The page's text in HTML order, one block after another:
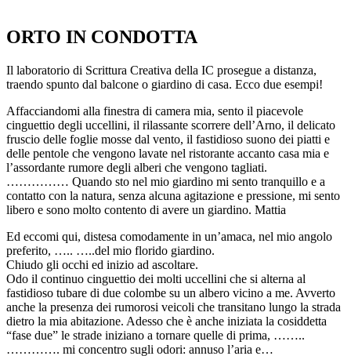
ORTO IN CONDOTTA
Il laboratorio di Scrittura Creativa della IC prosegue a distanza,
traendo spunto dal balcone o giardino di casa. Ecco due esempi!
Affacciandomi alla finestra di camera mia, sento il piacevole
cinguettio degli uccellini, il rilassante scorrere dell’Arno, il delicato
fruscio delle foglie mosse dal vento, il fastidioso suono dei piatti e
delle pentole che vengono lavate nel ristorante accanto casa mia e
l’assordante rumore degli alberi che vengono tagliati.
…………… Quando sto nel mio giardino mi sento tranquillo e a
contatto con la natura, senza alcuna agitazione e pressione, mi sento
libero e sono molto contento di avere un giardino. Mattia
Ed eccomi qui, distesa comodamente in un’amaca, nel mio angolo
preferito, ….. …..del mio florido giardino.
Chiudo gli occhi ed inizio ad ascoltare.
Odo il continuo cinguettio dei molti uccellini che si alterna al
fastidioso tubare di due colombe su un albero vicino a me. Avverto
anche la presenza dei rumorosi veicoli che transitano lungo la strada
dietro la mia abitazione. Adesso che è anche iniziata la cosiddetta
“fase due” le strade iniziano a tornare quelle di prima, ……..
…………. mi concentro sugli odori: annuso l’aria e…